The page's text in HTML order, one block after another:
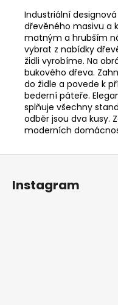
Industriální
dřevěného masivu a
matným a hrubším
vybrat z nabídky
židli vyrobíme. Na
bukového dřeva.
do židle a povede k
bederní páteře.
splňuje všechny
odběr jsou dva kusy.
moderních
Z
Instagram